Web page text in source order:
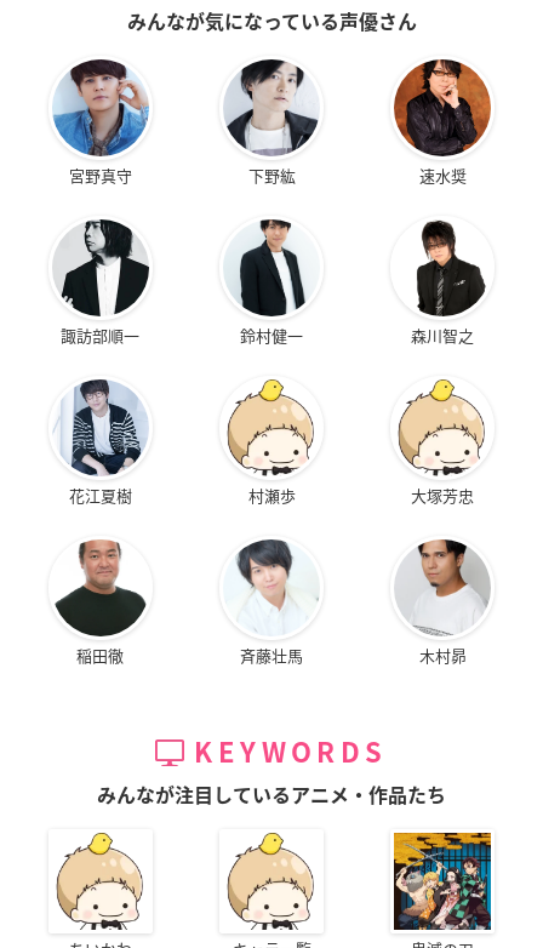
みんなが気になっている声優さん
宮野真守 下野紘 速水奨
諏訪部順一 鈴村健一 森川智之
花江夏樹 村瀬歩 大塚芳忠
稲田徹 斉藤壮馬 木村昴
KEYWORDS
みんなが注目しているアニメ・作品たち